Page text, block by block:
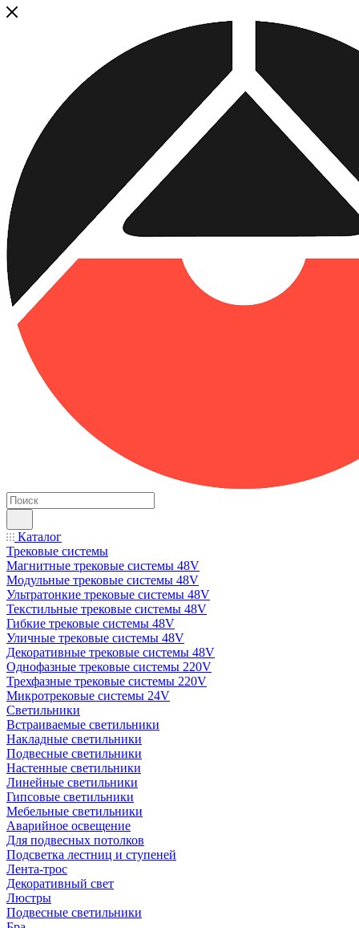
Каталог
Трековые системы
Магнитные трековые системы 48V
Модульные трековые системы 48V
Ультратонкие трековые системы 48V
Текстильные трековые системы 48V
Гибкие трековые системы 48V
Уличные трековые системы 48V
Декоративные трековые системы 48V
Однофазные трековые системы 220V
Трехфазные трековые системы 220V
Микротрековые системы 24V
Светильники
Встраиваемые светильники
Накладные светильники
Подвесные светильники
Настенные светильники
Линейные светильники
Гипсовые светильники
Мебельные светильники
Аварийное освещение
Для подвесных потолков
Подсветка лестниц и ступеней
Лента-трос
Декоративный свет
Люстры
Подвесные светильники